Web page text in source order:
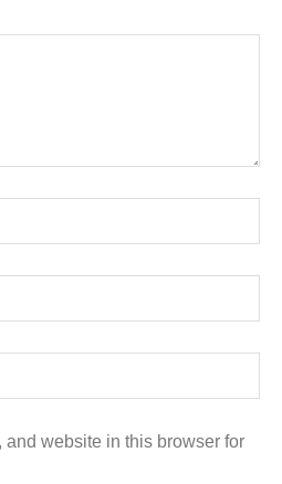
and website in this browser for